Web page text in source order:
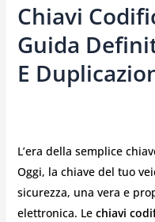
Chiavi
Guida
E
L’era della semplice
Oggi, la chiave del tuo
sicurezza, una vera e
elettronica. Le chiavi